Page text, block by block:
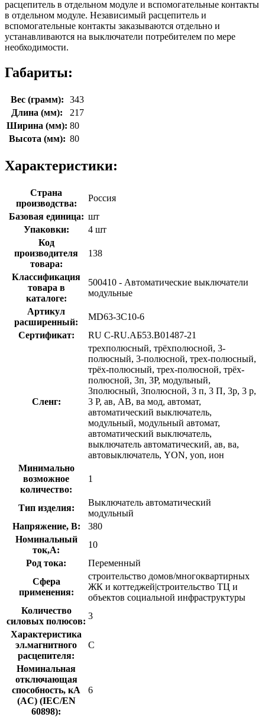
расцепитель в от­дельном модуле и вспомогательные контакты
в отдельном модуле. Независимый расцепитель и
вспомогательные контакты заказываются отдельно и
устанавливаются на выключатели потребителем по мере
необходимости.
Габариты:
Вес (грамм):
343
Длина (мм):
217
Ширина (мм): 80
Высота (мм): 80
Характеристики:
Страна
производства:
Россия
Базовая единица: шт
Упаковки:
4 шт
Код
производителя
товара:
138
Классификация
товара в
каталоге:
500410 - Автоматические выключатели
модульные
Артикул
расширенный:
MD63-3C10-6
Сертификат:
RU C-RU.АБ53.B01487-21
Сленг:
трехполюсный, трёхполюсной, 3-
полюсный, 3-полюсной, трех-полюсный,
трёх-полюсный, трех-полюсной, трёх-
полюсной, 3п, 3P, модульный,
3полюсный, 3полюсной, 3 п, 3 П, 3p, 3 p,
3 P, ав, АВ, ва мод, автомат,
автоматический выключатель,
модульный, модульный автомат,
автоматический выключатель,
выключатель автоматический, ав, ва,
автовыключатель, YON, yon, ион
Минимально
возможное
количество:
1
Тип изделия:
Выключатель автоматический
модульный
Напряжение, В:
380
Номинальный
ток,А:
10
Род тока:
Переменный
Сфера
применения:
строительство домов/многоквартирных
ЖК и коттеджей|строительство ТЦ и
объектов социальной инфраструктуры
Количество
силовых полюсов:
3
Характеристика
эл.магнитного
расцепителя:
C
Номинальная
отключающая
способность, кA
(AC) (IEC/EN
60898):
6